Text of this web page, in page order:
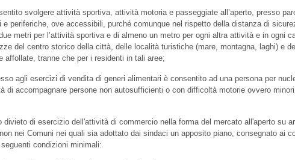
svolgere attività sportiva, attività motoria e passeggiate all’aperto, presso
e periferiche, ove accessibili, purché comunque nel rispetto della distanza di
metri per l’attività sportiva e di almeno un metro per ogni altra attività e in ogni
del centro storico della città, delle località turistiche (mare, montagna, laghi) e
affollate, tranne che per i residenti in tali aree;
agli esercizi di vendita di generi alimentari è consentito ad una persona per
di accompagnare persone non autosufficienti o con difficoltà motorie ovvero
divieto di esercizio dell'attività di commercio nella forma del mercato all'aperto su
nei Comuni nei quali sia adottato dai sindaci un apposito piano, consegnato ai
condizioni minimali: